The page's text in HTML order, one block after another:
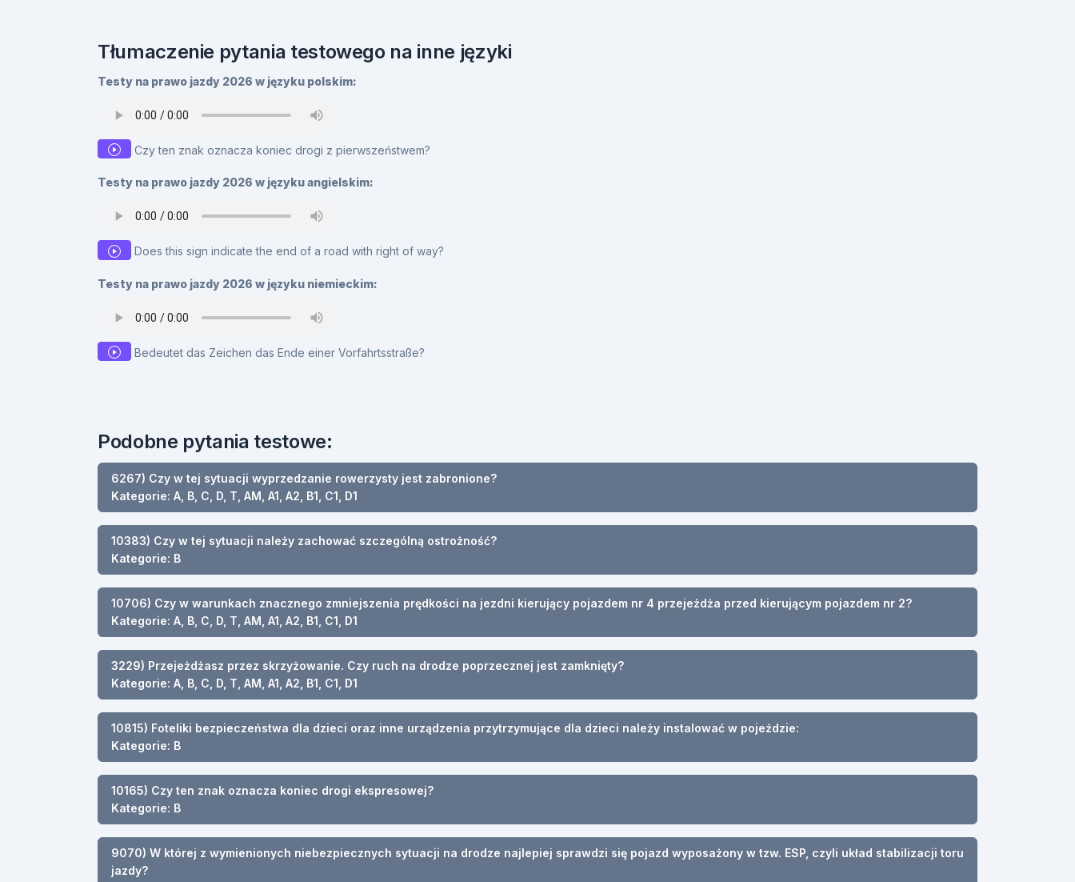
Tłumaczenie pytania testowego na inne języki
Testy na prawo jazdy 2026 w języku polskim:
Czy ten znak oznacza koniec drogi z pierwszeństwem?
Testy na prawo jazdy 2026 w języku angielskim:
Does this sign indicate the end of a road with right of way?
Testy na prawo jazdy 2026 w języku niemieckim:
Bedeutet das Zeichen das Ende einer Vorfahrtsstraße?
Podobne pytania testowe:
6267) Czy w tej sytuacji wyprzedzanie rowerzysty jest zabronione?
Kategorie: A, B, C, D, T, AM, A1, A2, B1, C1, D1
10383) Czy w tej sytuacji należy zachować szczególną ostrożność?
Kategorie: B
10706) Czy w warunkach znacznego zmniejszenia prędkości na jezdni kierujący pojazdem nr 4 przejeżdża przed kierującym pojazdem nr 2?
Kategorie: A, B, C, D, T, AM, A1, A2, B1, C1, D1
3229) Przejeżdżasz przez skrzyżowanie. Czy ruch na drodze poprzecznej jest zamknięty?
Kategorie: A, B, C, D, T, AM, A1, A2, B1, C1, D1
10815) Foteliki bezpieczeństwa dla dzieci oraz inne urządzenia przytrzymujące dla dzieci należy instalować w pojeździe:
Kategorie: B
10165) Czy ten znak oznacza koniec drogi ekspresowej?
Kategorie: B
9070) W której z wymienionych niebezpiecznych sytuacji na drodze najlepiej sprawdzi się pojazd wyposażony w tzw. ESP, czyli układ stabilizacji toru
jazdy?